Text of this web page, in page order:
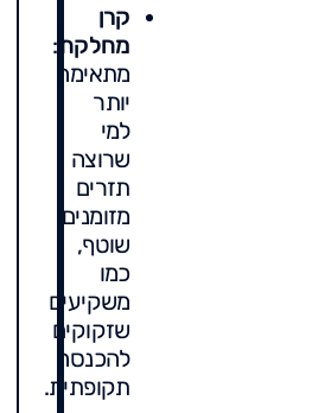
קרן
מחלקת :
מתאימה
יותר
למי
שרוצה
תזרים
מזומנים
שוטף,
כמו
משקיעים
שזקוקים
להכנסה
תקופתית.